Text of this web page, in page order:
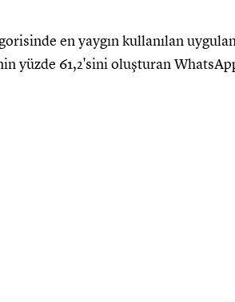
en yaygın kullanılan
yüzde 61,2'sini oluşturan